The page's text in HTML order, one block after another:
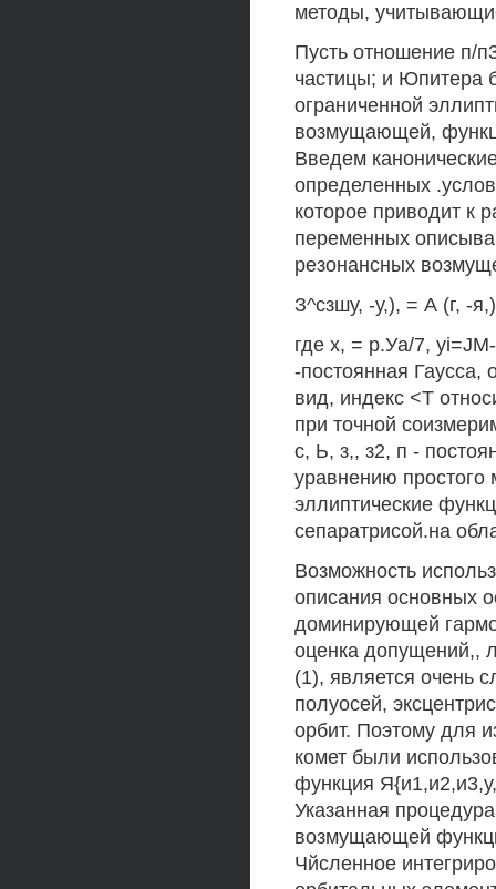
методы,
Пусть отношение п/
частицы; и Юпитера
ограниченной
возмущающей,
Введем
определенных
которое приводит к
переменных
резонансных
З^сзшу, -у,), = А (г, -
где х, = р.Уа/7,
-постоянная
вид, индекс <Т
при точной
с, Ь, з,, з2, п -
уравнению простого
эллиптические
сепаратрисой.на
Возможность
описания основных
доминирующей
оценка допущений,,
(1), является очень
полуосей,
орбит. Поэтому для
комет были
функция
Указанная
возмущающей
Чйсленное